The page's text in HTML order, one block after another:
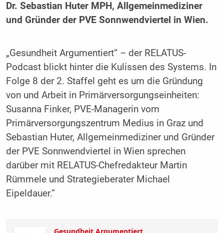
Dr. Sebastian Huter MPH, Allgemeinmediziner
und Gründer der PVE Sonnwendviertel in Wien.
„Gesundheit Argumentiert“ – der RELATUS-
Podcast blickt hinter die Kulissen des Systems. In
Folge 8 der 2. Staffel geht es um die Gründung
von und Arbeit in Primärversorgungseinheiten:
Susanna Finker, PVE-Managerin vom
Primärversorgungszentrum Medius in Graz und
Sebastian Huter, Allgemeinmediziner und Gründer
der PVE Sonnwendviertel in Wien sprechen
darüber mit RELATUS-Chefredakteur Martin
Rümmele und Strategieberater Michael
Eipeldauer.”